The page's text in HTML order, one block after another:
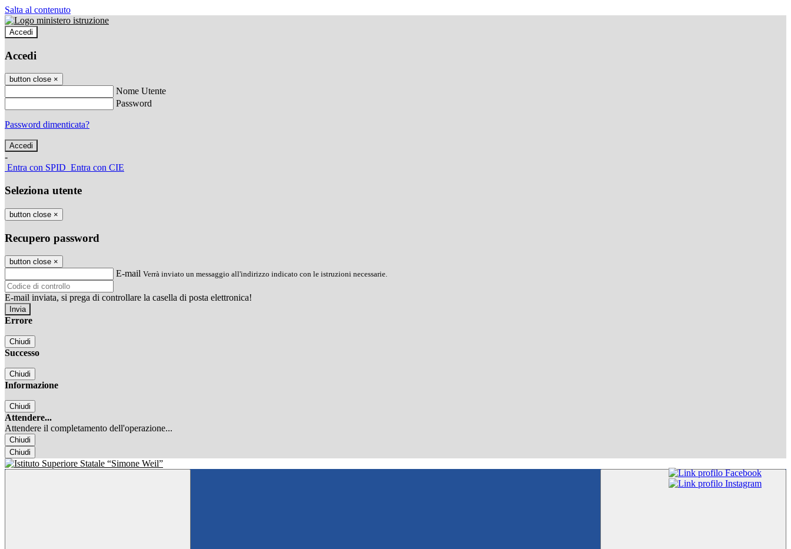
Salta al contenuto
Accedi
Accedi
button close ×
Nome Utente
Password
Password dimenticata?
-
Entra con SPID Entra con CIE
Seleziona utente
button close ×
Recupero password
button close ×
E-mail Verrà inviato un messaggio all'indirizzo indicato con le istruzioni necessarie.
E-mail inviata, si prega di controllare la casella di posta elettronica!
Errore
Chiudi
Successo
Chiudi
Informazione
Chiudi
Attendere...
Attendere il completamento dell'operazione...
Chiudi
Chiudi